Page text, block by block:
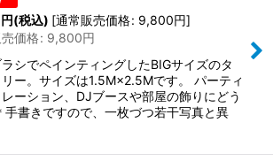
円(税込) [通常販売価格: 9,800円]
価格: 9,800円
シでペインティングしたBIGサイズのタ
ー。サイズは1.5M×2.5Mです。 パーティ
ーション、DJブースや部屋の飾りにどう
手書きですので、一枚づつ若干写真と異